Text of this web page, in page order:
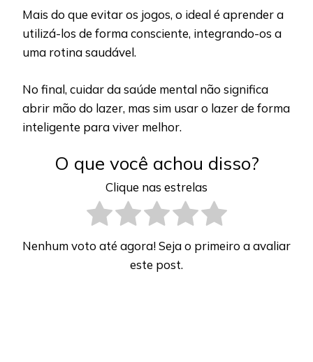
Mais do que evitar os jogos, o ideal é aprender a
utilizá-los de forma consciente, integrando-os a
uma rotina saudável.
No final, cuidar da saúde mental não significa
abrir mão do lazer, mas sim usar o lazer de forma
inteligente para viver melhor.
O que você achou disso?
Clique nas estrelas
Nenhum voto até agora! Seja o primeiro a avaliar
este post.